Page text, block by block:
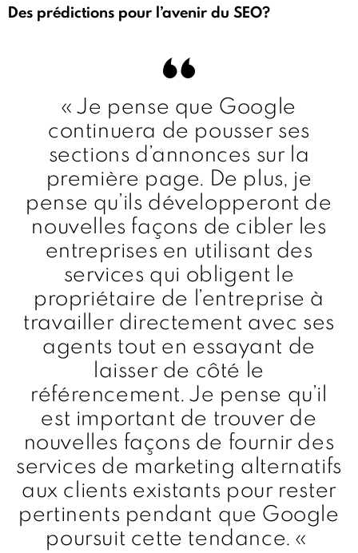
Des prédictions pour l’avenir du SEO?
« Je pense que Google
continuera de pousser ses
sections d’annonces sur la
première page. De plus, je
pense qu’ils développeront de
nouvelles façons de cibler les
entreprises en utilisant des
services qui obligent le
propriétaire de l’entreprise à
travailler directement avec ses
agents tout en essayant de
laisser de côté le
référencement. Je pense qu’il
est important de trouver de
nouvelles façons de fournir des
services de marketing alternatifs
aux clients existants pour rester
pertinents pendant que Google
poursuit cette tendance. «